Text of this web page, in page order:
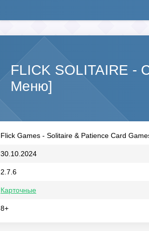
FLICK SOLITAIRE
Меню]
Flick Games - Solitaire & Patience Card
30.10.2024
2.7.6
Карточные
8+